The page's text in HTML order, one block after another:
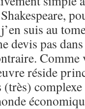
suis au
devis pas
Comme
réside